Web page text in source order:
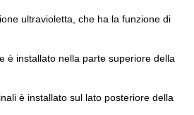
ultravioletta, che ha la funzione di
è installato nella parte superiore della
è installato sul lato posteriore della